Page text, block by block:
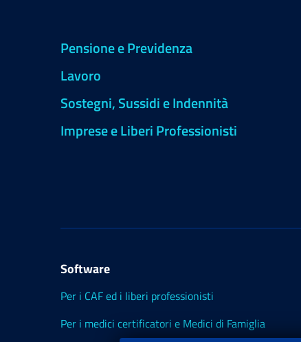
Pensione e Previdenza
Lavoro
Sostegni, Sussidi e Indennità
Imprese e Liberi Professionisti
Software
Per i CAF ed i liberi professionisti
Per i medici certificatori e Medici di Famiglia